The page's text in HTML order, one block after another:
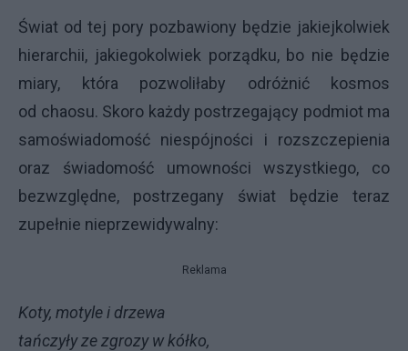
Świat od tej pory pozbawiony będzie jakiejkolwiek
hierarchii, jakiegokolwiek porządku, bo nie będzie
miary, która pozwoliłaby odróżnić kosmos
od chaosu. Skoro każdy postrzegający podmiot ma
samoświadomość niespójności i rozszczepienia
oraz świadomość umowności wszystkiego, co
bezwzględne, postrzegany świat będzie teraz
zupełnie nieprzewidywalny:
Reklama
Koty, motyle i drzewa
tańczyły ze zgrozy w kółko,